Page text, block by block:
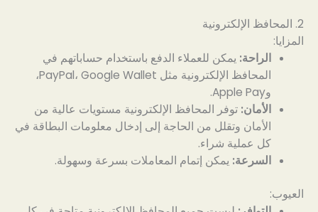
2. المحافظ الإلكترونية
المزايا:
الراحة: يمكن للعملاء الدفع باستخدام حساباتهم في
المحافظ الإلكترونية مثل PayPal، Google Wallet،
وApple Pay.
الأمان: توفر المحافظ الإلكترونية مستويات عالية من
الأمان وتقلل من الحاجة إلى إدخال معلومات البطاقة في
كل عملية شراء.
السرعة: يمكن إتمام المعاملات بسرعة وسهولة.
العيوب: